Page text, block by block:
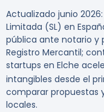
Actualizado junio
Limitada (SL) en
pública ante notario y
Registro Mercantil;
startups en Elche
intangibles desde el
comparar propuestas
locales.